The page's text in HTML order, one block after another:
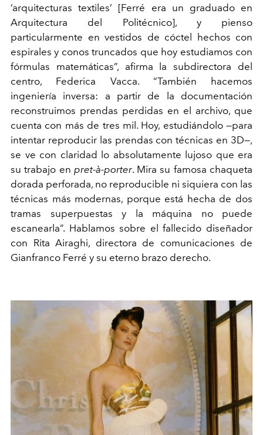
‘arquitecturas textiles’ [Ferré era un graduado en
Arquitectura del Politécnico], y pienso
particularmente en vestidos de cóctel hechos con
espirales y conos truncados que hoy estudiamos con
fórmulas matemáticas”, afirma la subdirectora del
centro, Federica Vacca. “También hacemos
ingeniería inversa: a partir de la documentación
reconstruimos prendas perdidas en el archivo, que
cuenta con más de tres mil. Hoy, estudiándolo —para
intentar reproducir las prendas con técnicas en 3D—,
se ve con claridad lo absolutamente lujoso que era
su trabajo en pret-à-porter. Mira su famosa chaqueta
dorada perforada, no reproducible ni siquiera con las
técnicas más modernas, porque está hecha de dos
tramas superpuestas y la máquina no puede
escanearla”. Hablamos sobre el fallecido diseñador
con Rita Airaghi, directora de comunicaciones de
Gianfranco Ferré y su eterno brazo derecho.